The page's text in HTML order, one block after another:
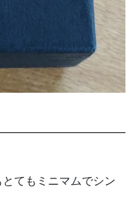
てもミニマムでシン